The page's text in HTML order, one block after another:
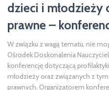
dzieci i młodzieży
prawne –
W związku z wagą tematu, nie
Ośrodek Doskonalenia
konferencję dotyczącą
młodzieży oraz związanych z
prawnych. Organizatorem